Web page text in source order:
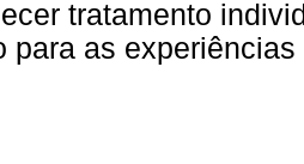
tratamento
para as